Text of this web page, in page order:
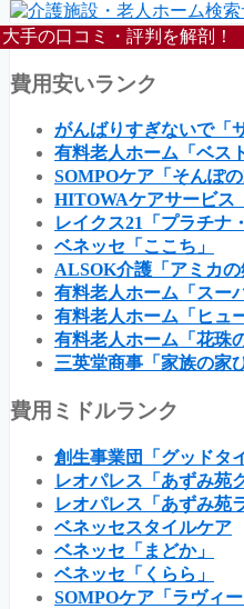
大手の口コミ・評判を解剖！
費用安いランク
がんばりすぎないで「
有料老人ホーム「ベス
SOMPOケア「そんぽの
HITOWAケアサービス
レイクス21「プラチナ
ベネッセ「ここち」
ALSOK介護「アミカの
有料老人ホーム「スー
有料老人ホーム「ヒュ
有料老人ホーム「花珠
三英堂商事「家族の家
費用ミドルランク
創生事業団「グッドタ
レオパレス「あずみ苑
レオパレス「あずみ苑
ベネッセスタイルケア
ベネッセ「まどか」
ベネッセ「くらら」
SOMPOケア「ラヴィー